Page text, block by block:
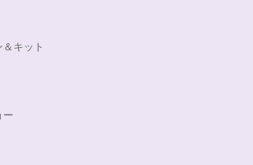
キット
ー